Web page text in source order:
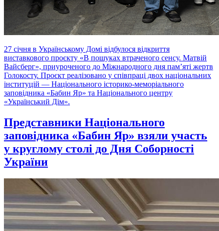
27 січня в Українському Домі відбулося відкриття
виставкового проєкту «В пошуках втраченого сенсу. Матвій
Вайсберг», приуроченого до Міжнародного дня пам’яті жертв
Голокосту. Проєкт реалізовано у співпраці двох національних
інституцій — Національного історико-меморіального
заповідника «Бабин Яр» та Національного центру
«Український Дім».
Представники Національного
заповідника «Бабин Яр» взяли участь
у круглому столі до Дня Соборності
України